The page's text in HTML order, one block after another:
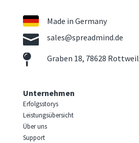
Made in Germany
 sales@spreadmind.de
 Graben 18, 78628 Rottweil
Unternehmen
Erfolgsstorys
Leistungsübersicht
Über uns
Support